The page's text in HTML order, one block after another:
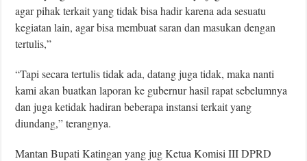
agar pihak terkait yang tidak bisa hadir karena ada sesuatu
kegiatan lain, agar bisa membuat saran dan masukan dengan
tertulis,”
“Tapi secara tertulis tidak ada, datang juga tidak, maka nanti
kami akan buatkan laporan ke gubernur hasil rapat sebelumnya
dan juga ketidak hadiran beberapa instansi terkait yang
diundang,” terangnya.
Mantan Bupati Katingan yang jug Ketua Komisi III DPRD